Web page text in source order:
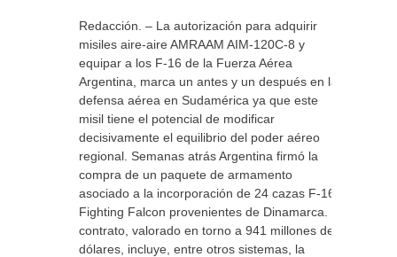
Redacción. – La autorización para adquirir
misiles aire-aire AMRAAM AIM-120C-8 y
equipar a los F-16 de la Fuerza Aérea
Argentina, marca un antes y un después en la
defensa aérea en Sudamérica ya que este
misil tiene el potencial de modificar
decisivamente el equilibrio del poder aéreo
regional. Semanas atrás Argentina firmó la
compra de un paquete de armamento
asociado a la incorporación de 24 cazas F-16
Fighting Falcon provenientes de Dinamarca. El
contrato, valorado en torno a 941 millones de
dólares, incluye, entre otros sistemas, la